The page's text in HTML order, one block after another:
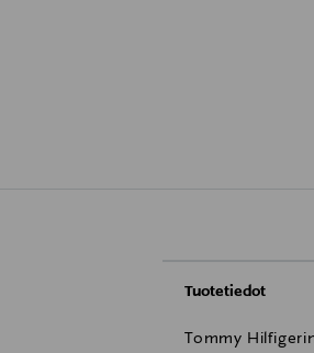
Tuotetiedot
Tommy